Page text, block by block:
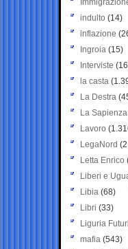
indulto (14)
inflazione
Ingroia (15)
Interviste
la casta
La Destra
La Sapienza
Lavoro
LegaNord
Letta Enrico
Liberi e
Libia (68)
Libri (33)
Liguria
mafia (543)